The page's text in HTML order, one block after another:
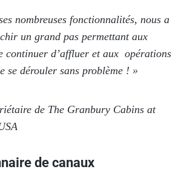
nombreuses fonctionnalités, nous a
un grand pas permettant aux
continuer d’affluer et aux opérations
se dérouler sans problème ! »
de The Granbury Cabins at
de canaux